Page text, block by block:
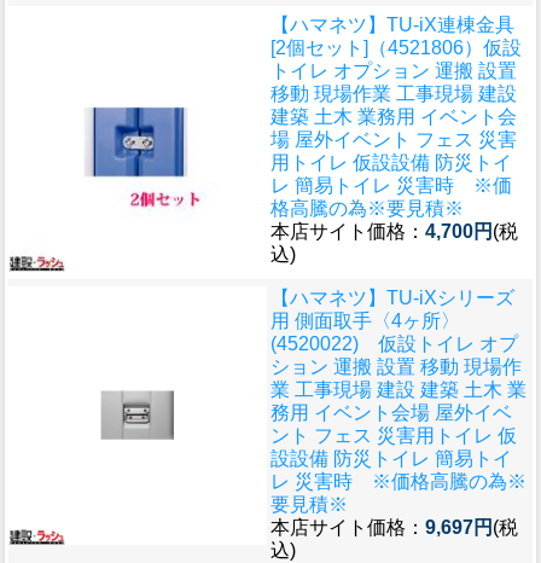
【ハマネツ】TU-iX連棟金具
[2個セット]（4521806）仮設
トイレ オプション 運搬 設置
移動 現場作業 工事現場 建設
建築 土木 業務用 イベント会
場 屋外イベント フェス 災害
用トイレ 仮設設備 防災トイ
レ 簡易トイレ 災害時 ※価
格高騰の為※要見積※
本店サイト価格： 4,700円 (税
込)
【ハマネツ】TU-iXシリーズ
用 側面取手〈4ヶ所〉
(4520022) 仮設トイレ オプ
ション 運搬 設置 移動 現場作
業 工事現場 建設 建築 土木 業
務用 イベント会場 屋外イベ
ント フェス 災害用トイレ 仮
設設備 防災トイレ 簡易トイ
レ 災害時 ※価格高騰の為※
要見積※
本店サイト価格： 9,697円 (税
込)